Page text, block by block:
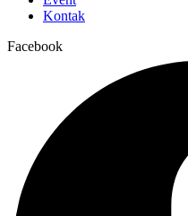
Kontak
Facebook